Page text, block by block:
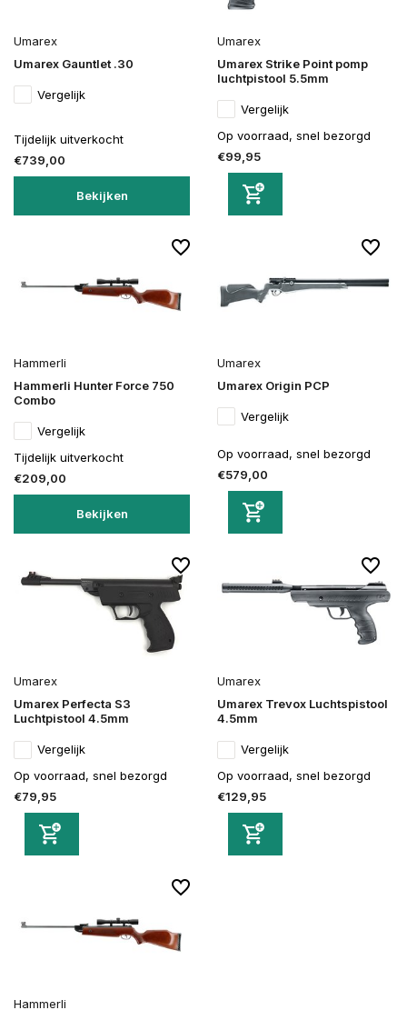
Umarex
Umarex Gauntlet .30
Vergelijk
Tijdelijk uitverkocht
€739,00
Bekijken
Umarex
Umarex Strike Point pomp
luchtpistool 5.5mm
Vergelijk
Op voorraad, snel bezorgd
€99,95
Hammerli
Hammerli Hunter Force 750
Combo
Vergelijk
Tijdelijk uitverkocht
€209,00
Bekijken
Umarex
Umarex Origin PCP
Vergelijk
Op voorraad, snel bezorgd
€579,00
Umarex
Umarex Perfecta S3
Luchtpistool 4.5mm
Vergelijk
Op voorraad, snel bezorgd
€79,95
Umarex
Umarex Trevox Luchtspistool
4.5mm
Vergelijk
Op voorraad, snel bezorgd
€129,95
Hammerli